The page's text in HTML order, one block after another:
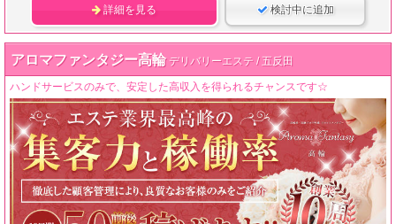
詳細を見る 検討中に追加
アロマファンタジー高輪 デリバリーエステ / 五反田
ハンドサービスのみで、安定した高収入を得られるチャンスです☆